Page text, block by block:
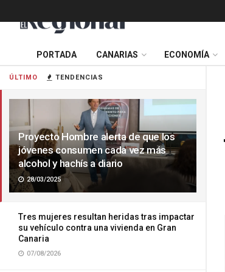
ÚLTIMO TENDENCIAS
Proyecto Hombre alerta de que los
jóvenes consumen cada vez más
alcohol y hachís a diario
28/03/2025
Tres mujeres resultan heridas tras impactar
su vehículo contra una vivienda en Gran
Canaria
07/08/2026
PORTADA CANARIAS ECONOMÍA